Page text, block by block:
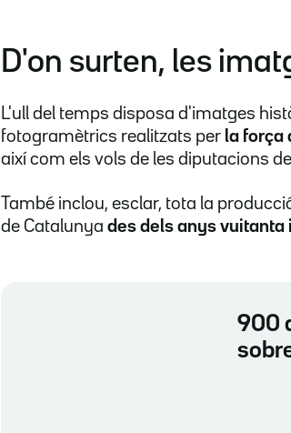
D'on surten, les
L'ull del temps disposa d'imatges
fotogramètrics realitzats per la força
així com els vols de les diputacions
També inclou, esclar, tota la
de Catalunya des dels anys vuitanta
900